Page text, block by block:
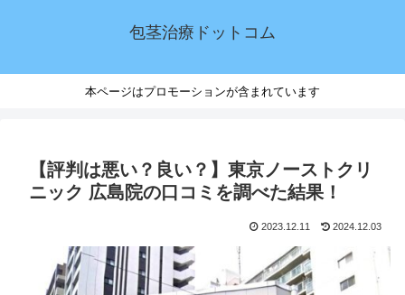
包茎治療ドットコム
本ページはプロモーションが含まれています
【評判は悪い？良い？】東京ノーストクリ
ニック 広島院の口コミを調べた結果！
2023.12.11 2024.12.03